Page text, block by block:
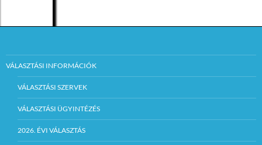
VÁLASZTÁSI INFORMÁCIÓK
VÁLASZTÁSI SZERVEK
VÁLASZTÁSI ÜGYINTÉZÉS
2026. ÉVI VÁLASZTÁS